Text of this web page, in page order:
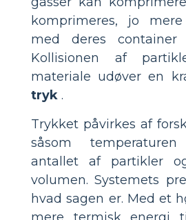
komprimeres, jo
med deres container
Kollisionen af
materiale udøver en
tryk .
Trykket påvirkes af
såsom
antallet af partikler
volumen. Systemets
hvad sagen er. Med et